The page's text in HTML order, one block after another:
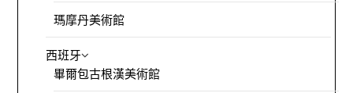
瑪摩丹美術館
西班牙
畢爾包古根漢美術館